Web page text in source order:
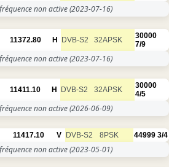
non active(2023-07-16)
11372.80 H DVB-S2 32APSK
30000
7/9
non active(2023-07-16)
11411.10 H DVB-S2 32APSK
30000
4/5
non active(2026-06-09)
11417.10 V DVB-S2 8PSK 44999 3/4
non active(2023-05-01)